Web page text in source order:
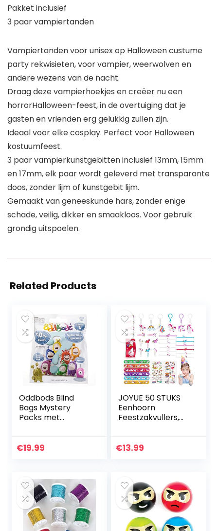
Pakket inclusief
3 paar vampiertanden
Vampiertanden voor unisex op Halloween custume
party rekwisieten, voor vampier, weerwolven en
andere wezens van de nacht.
Draag deze vampierhoekjes en creëer nu een
horrorHalloween-feest, in de overtuiging dat je
gasten en vrienden erg gelukkig zullen zijn.
Ideaal voor elke cosplay. Perfect voor Halloween
kostuumfeest.
3 paar vampierkunstgebitten inclusief 13mm, 15mm
en 17mm, elk paar wordt geleverd met transparante
doos, zonder lijm of kunstgebit lijm.
Gemaakt van geneeskunde hars, zonder enige
schade, veilig, dikker en smaakloos. Voor gebruik
grondig uitspoelen.
Related Products
Oddbods Blind
Bags Mystery
Packs met
verrassingsminifigu
€19.99
JOYUE 50 STUKS
Eenhoorn
Feestzakvullers,
Eenhoorn
€13.99